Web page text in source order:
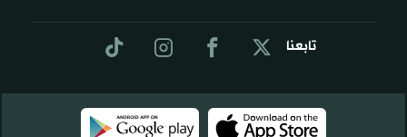
تابعنا